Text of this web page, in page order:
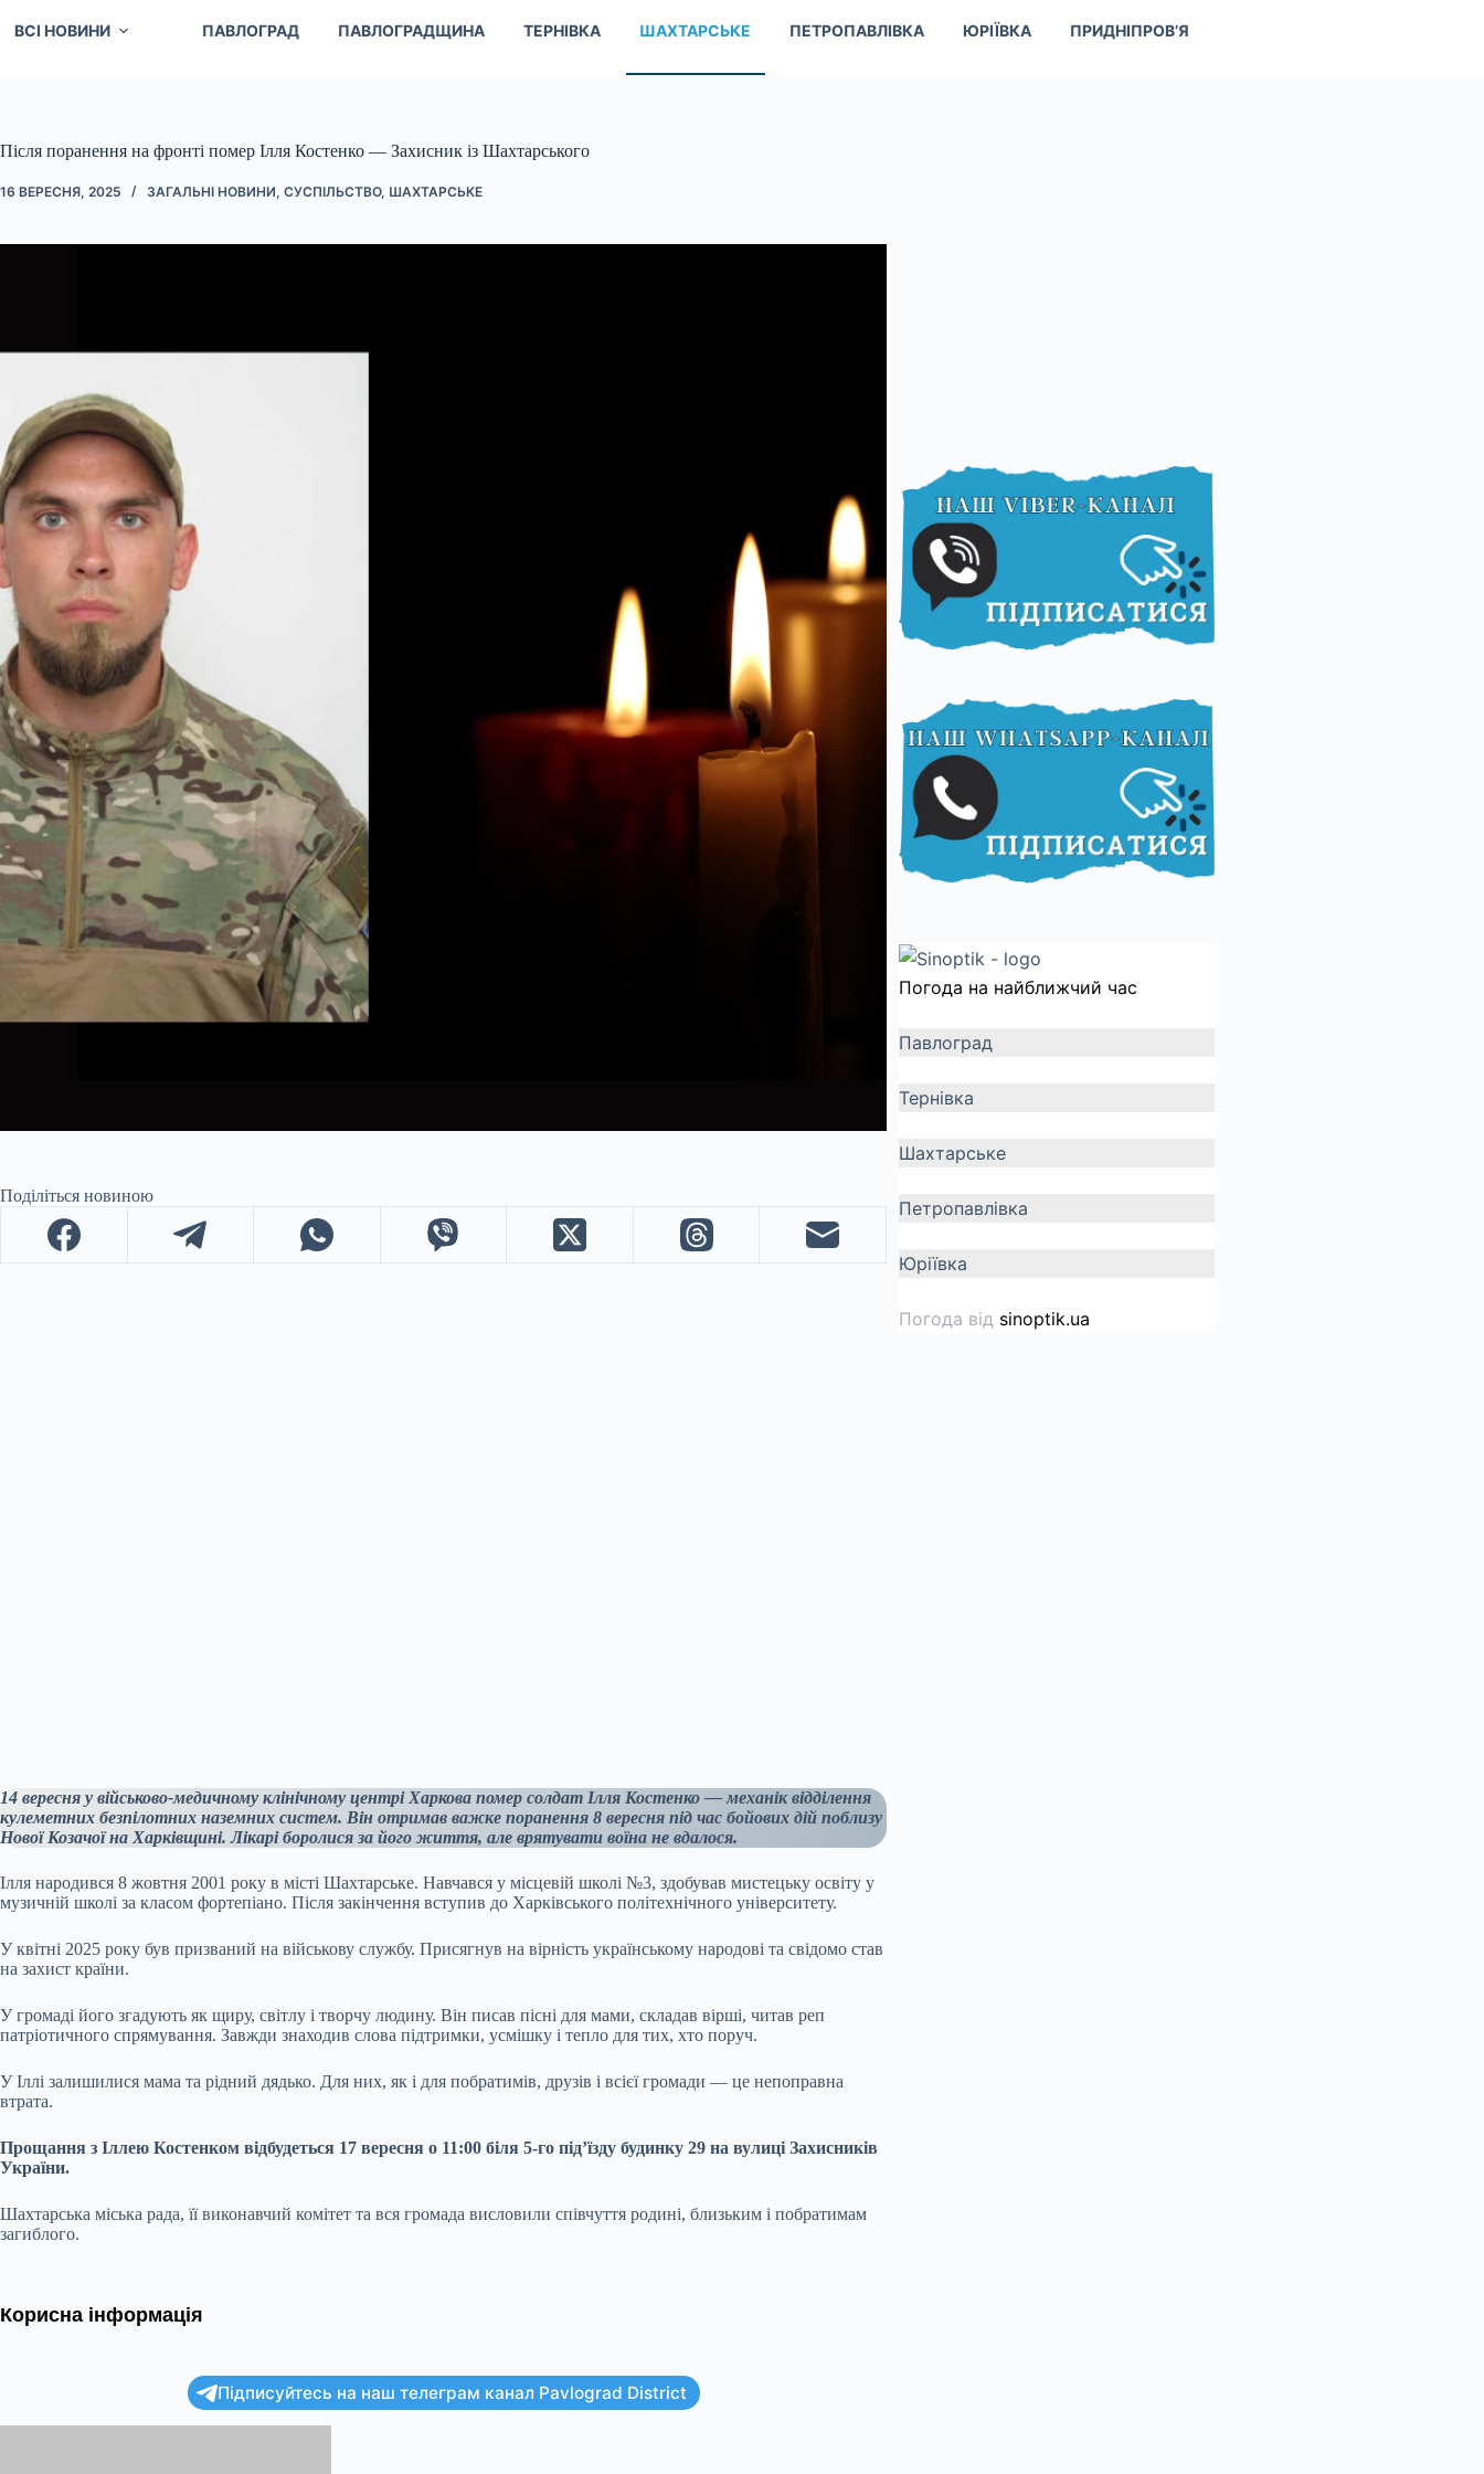
ВСІ НОВИНИ ПАВЛОГРАД ПАВЛОГРАДЩИНА ТЕРНІВКА ШАХТАРСЬКЕ ПЕТРОПАВЛІВКА ЮРІЇВКА ПРИДНІПРОВ’Я
Після поранення на фронті помер Ілля Костенко — Захисник із Шахтарського
16 ВЕРЕСНЯ, 2025 ЗАГАЛЬНІ НОВИНИ, СУСПІЛЬСТВО, ШАХТАРСЬКЕ
Поділіться новиною
14 вересня у військово-медичному клінічному центрі Харкова помер солдат Ілля Костенко — механік відділення
кулеметних безпілотних наземних систем. Він отримав важке поранення 8 вересня під час бойових дій поблизу
Нової Козачої на Харківщині. Лікарі боролися за його життя, але врятувати воїна не вдалося.
Ілля народився 8 жовтня 2001 року в місті Шахтарське. Навчався у місцевій школі №3, здобував мистецьку освіту у
музичній школі за класом фортепіано. Після закінчення вступив до Харківського політехнічного університету.
У квітні 2025 року був призваний на військову службу. Присягнув на вірність українському народові та свідомо став
на захист країни.
У громаді його згадують як щиру, світлу і творчу людину. Він писав пісні для мами, складав вірші, читав реп
патріотичного спрямування. Завжди знаходив слова підтримки, усмішку і тепло для тих, хто поруч.
У Іллі залишилися мама та рідний дядько. Для них, як і для побратимів, друзів і всієї громади — це непоправна
втрата.
Прощання з Іллею Костенком відбудеться 17 вересня о 11:00 біля 5-го під’їзду будинку 29 на вулиці Захисників
України.
Шахтарська міська рада, її виконавчий комітет та вся громада висловили співчуття родині, близьким і побратимам
загиблого.
Корисна інформація
Підписуйтесь на наш телеграм канал Pavlograd District
Погода на найближчий час
Павлоград
Тернівка
Шахтарське
Петропавлівка
Юріївка
Погода від sinoptik.ua